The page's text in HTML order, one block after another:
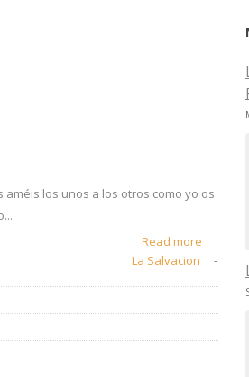
los unos a los otros como yo os
Read more
-
La Salvacion